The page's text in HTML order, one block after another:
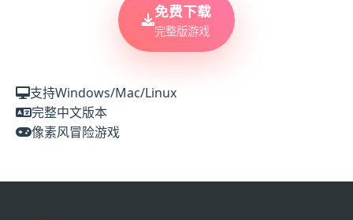
免费下载
完整版游戏
支持Windows/Mac/Linux
完整中文版本
像素风冒险游戏